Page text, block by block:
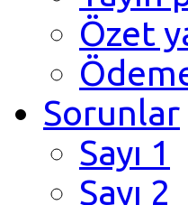
Özet
Sorunlar
Sayı 1
Sayı 2